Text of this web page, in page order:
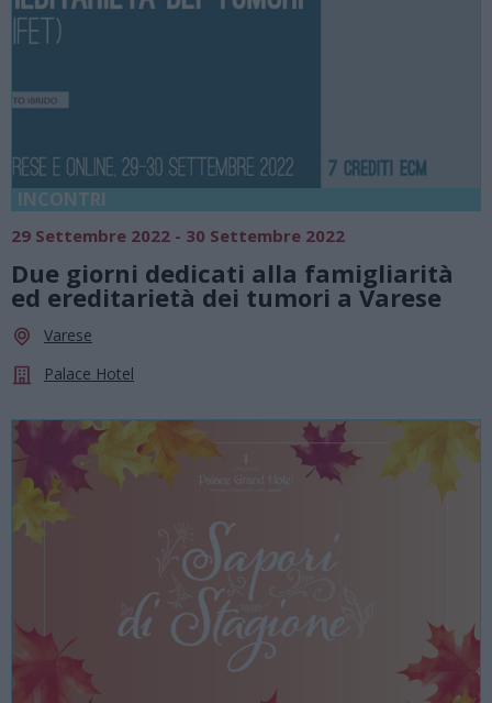
INCONTRI
29 Settembre 2022 - 30 Settembre 2022
Due giorni dedicati alla famigliarità
ed ereditarietà dei tumori a Varese
Varese
Palace Hotel